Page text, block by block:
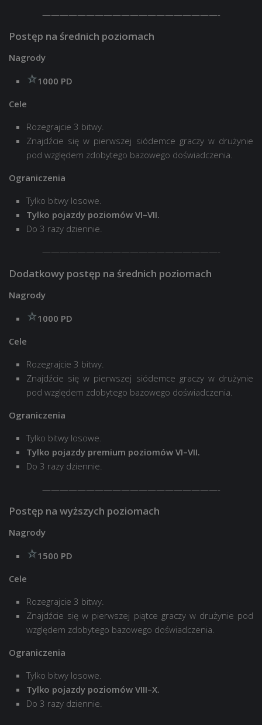
————————————————————-
Postęp na średnich poziomach
Nagrody
1000 PD
Cele
Rozegrajcie 3 bitwy.
Znajdźcie się w pierwszej siódemce graczy w drużynie
pod względem zdobytego bazowego doświadczenia.
Ograniczenia
Tylko bitwy losowe.
Tylko pojazdy poziomów VI–VII.
Do 3 razy dziennie.
————————————————————-
Dodatkowy postęp na średnich poziomach
Nagrody
1000 PD
Cele
Rozegrajcie 3 bitwy.
Znajdźcie się w pierwszej siódemce graczy w drużynie
pod względem zdobytego bazowego doświadczenia.
Ograniczenia
Tylko bitwy losowe.
Tylko pojazdy premium poziomów VI–VII.
Do 3 razy dziennie.
————————————————————-
Postęp na wyższych poziomach
Nagrody
1500 PD
Cele
Rozegrajcie 3 bitwy.
Znajdźcie się w pierwszej piątce graczy w drużynie pod
względem zdobytego bazowego doświadczenia.
Ograniczenia
Tylko bitwy losowe.
Tylko pojazdy poziomów VIII–X.
Do 3 razy dziennie.